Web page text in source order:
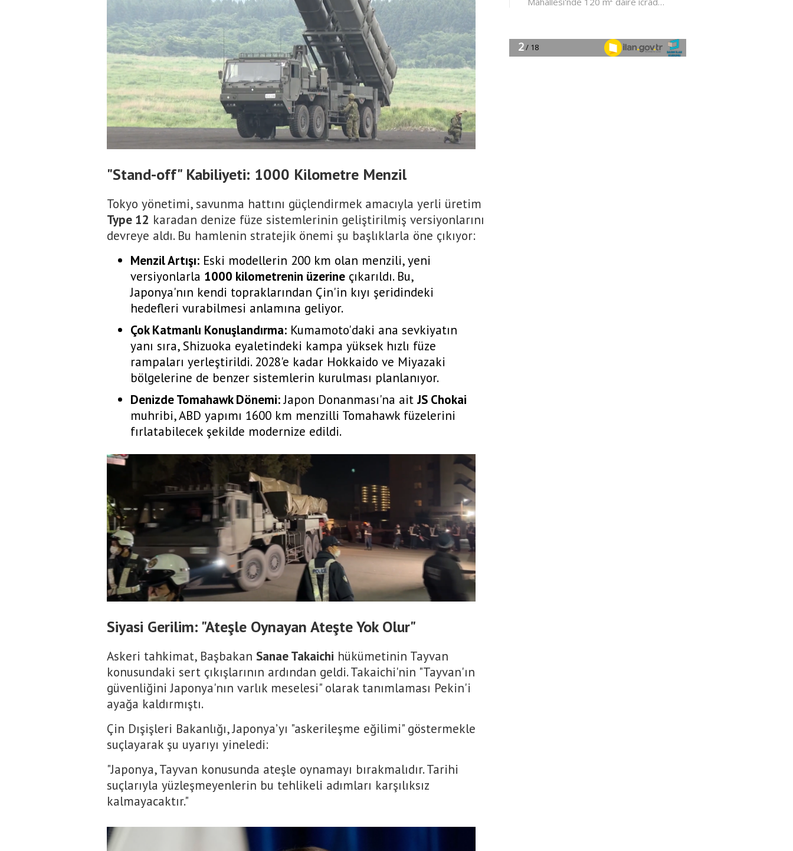
"Stand-off" Kabiliyeti: 1000 Kilometre Menzil
Tokyo yönetimi, savunma hattını güçlendirmek amacıyla yerli üretim
Type 12 karadan denize füze sistemlerinin geliştirilmiş versiyonlarını
devreye aldı. Bu hamlenin stratejik önemi şu başlıklarla öne çıkıyor:
Menzil Artışı: Eski modellerin 200 km olan menzili, yeni
versiyonlarla 1000 kilometrenin üzerine çıkarıldı. Bu,
Japonya'nın kendi topraklarından Çin'in kıyı şeridindeki
hedefleri vurabilmesi anlamına geliyor.
Çok Katmanlı Konuşlandırma: Kumamoto'daki ana sevkiyatın
yanı sıra, Shizuoka eyaletindeki kampa yüksek hızlı füze
rampaları yerleştirildi. 2028'e kadar Hokkaido ve Miyazaki
bölgelerine de benzer sistemlerin kurulması planlanıyor.
Denizde Tomahawk Dönemi:Japon Donanması'na aitJS Chokai
muhribi, ABD yapımı 1600 km menzilli Tomahawk füzelerini
fırlatabilecek şekilde modernize edildi.
Siyasi Gerilim: "Ateşle Oynayan Ateşte Yok Olur"
Askeri tahkimat, Başbakan Sanae Takaichi hükümetinin Tayvan
konusundaki sert çıkışlarının ardından geldi. Takaichi'nin "Tayvan'ın
güvenliğini Japonya'nın varlık meselesi" olarak tanımlaması Pekin'i
ayağa kaldırmıştı.
Çin Dışişleri Bakanlığı, Japonya’yı "askerileşme eğilimi" göstermekle
suçlayarak şu uyarıyı yineledi:
"Japonya, Tayvan konusunda ateşle oynamayı bırakmalıdır. Tarihi
suçlarıyla yüzleşmeyenlerin bu tehlikeli adımları karşılıksız
kalmayacaktır."